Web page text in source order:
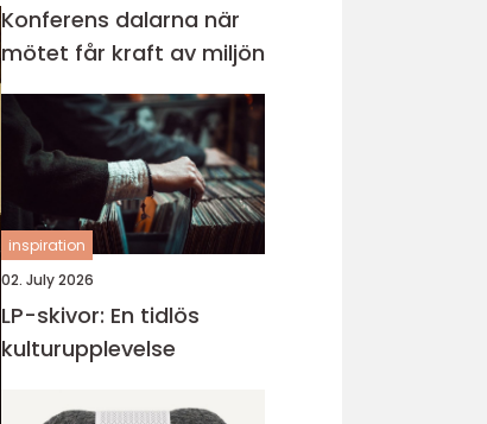
Konferens dalarna när
mötet får kraft av miljön
inspiration
02. July 2026
LP-skivor: En tidlös
kulturupplevelse